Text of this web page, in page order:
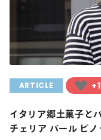
ARTICLE
イタリア郷土菓子と
チェリア バール ピ